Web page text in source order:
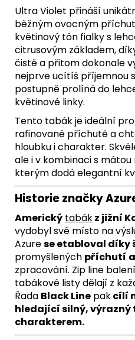
Ultra Violet přináší
běžným ovocným
květinový tón fialky s
citrusovým základem,
čistě a přitom dokonale
nejprve ucítíš příjemnou
postupně prolíná do
květinové linky.
Tento tabák je ideální
rafinované příchutě a
hloubku i charakter.
ale i v kombinaci s
kterým dodá elegantní
Historie značky
Americký tabákz jižní
vydobyl své místo na
Azurese etabloval díky
promyšlených příchutí
zpracování. Zip line
tabákové listy dělají z
Řada Black Line pakcílí
hledající silný, výrazný
charakterem.